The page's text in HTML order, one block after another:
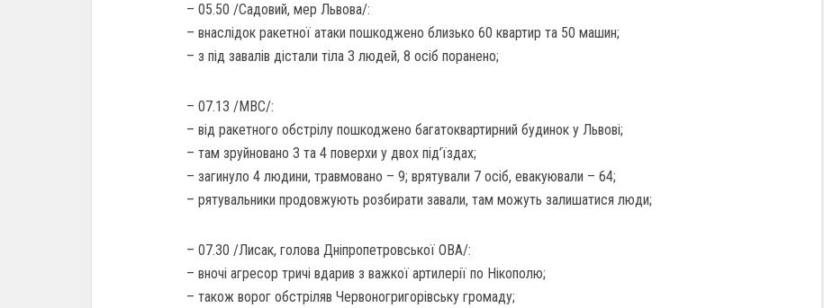
– 05.50 /Садовий, мер Львова/:
– внаслідок ракетної атаки пошкоджено близько 60 квартир та 50 машин;
– з під завалів дістали тіла 3 людей, 8 осіб поранено;
– 07.13 /МВС/:
– від ракетного обстрілу пошкоджено багатоквартирний будинок у Львові;
– там зруйновано 3 та 4 поверхи у двох під’їздах;
– загинуло 4 людини, травмовано – 9; врятували 7 осіб, евакуювали – 64;
– рятувальники продовжують розбирати завали, там можуть залишатися люди;
– 07.30 /Лисак, голова Дніпропетровської ОВА/:
– вночі агресор тричі вдарив з важкої артилерії по Нікополю;
– також ворог обстріляв Червоногригорівську громаду;